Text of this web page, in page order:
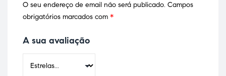
O seu endereço de email não será publicado. Campos
obrigatórios marcados com *
A sua avaliação